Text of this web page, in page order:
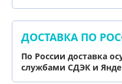
ДОСТАВКА ПО
По России доставка
службами СДЭК и